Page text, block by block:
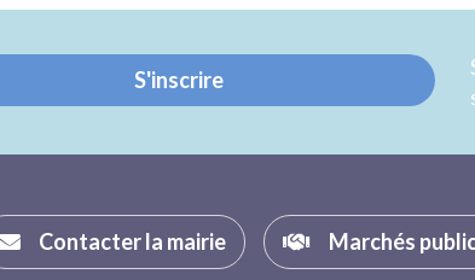
Twitter
Facebook
S'inscrire
Contacter la mairie Marchés